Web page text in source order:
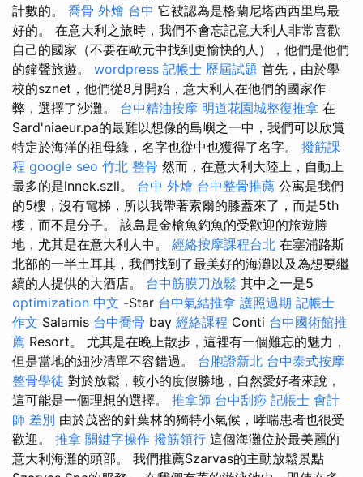
計數的。 喬骨 外燴 台中 它被認為是格蘭尼塔西西里島最
好的。 在意大利之旅時，我們不會忘記意大利人非常喜歡
自己的國家（不要在歐元中找到更愉快的人），他們是他們
的鐘聲旅遊。 wordpress 記帳士 歷屆試題 首先，由於學
校的sznet，他們從8月開始，意大利人在他們的國家作
弊，選擇了沙灘。 台中精油按摩 明道花園城整復推拿 在
Sard'niaeur.pa的最難以想像的島嶼之一中，我們可以欣賞
特定於海洋的祖母綠，名字也從中也獲得了名字。 撥筋課
程 google seo 竹北 整骨 然而，在意大利大陸上，自動上
最多的是lnnek.szll。 台中 外燴 台中整骨推薦 公寓是我們
的5樓，沒有電梯，所以我帶著索爾的膝蓋來了，而是5th
樓，而不是分子。 該島是金槍魚釣魚的受歡迎的旅遊勝
地，尤其是在意大利人中。 經絡按摩課程台北 在塞浦路斯
北部的一半土耳其，我們找到了最美好的海灘以及為想要繼
續的人提供的大酒店。 台中筋膜刀放鬆 其中之一是5
optimization 中文 -Star 台中氣結推拿 護照過期 記帳士
作文 Salamis 台中喬骨 bay 經絡課程 Conti 台中國術館推
薦 Resort。 尤其是在晚上散步，這裡有一個難忘的魅力，
但是當地的細沙清單不容錯過。 台胞證新北 台中泰式按摩
整骨學徒 對於放鬆，較小的度假勝地，自然愛好者來說，
這可能是一個理想的選擇。 推拿師 台中刮痧 記帳士 會計
師 差別 由於茂密的針葉林的獨特小氣候，哮喘患者也很受
歡迎。 推拿 關鍵字操作 撥筋領行 這個海灘位於最美麗的
意大利海灘的頭部。 我們推薦Szarvas的主動放鬆景點